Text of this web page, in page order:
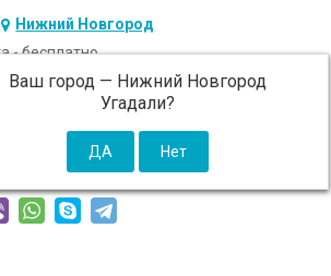
Нижний Новгород
Ваш город — Нижний Новгород
Угадали?
- бесплатно
c 09 августа - 300 ₽ (от 5 000 ₽ бесплатно)